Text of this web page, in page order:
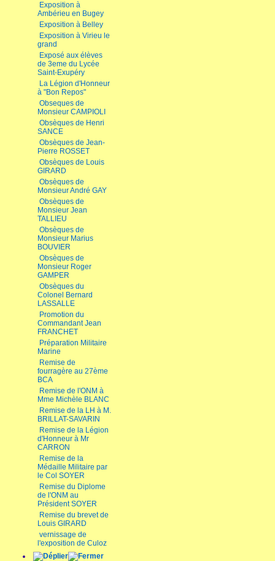
Exposition à
Ambérieu en Bugey
Exposition à Belley
Exposition à Virieu le
grand
Exposé aux élèves
de 3eme du Lycée
Saint-Exupéry
La Légion d'Honneur
à "Bon Repos"
Obseques de
Monsieur CAMPIOLI
Obsèques de Henri
SANCE
Obsèques de Jean-
Pierre ROSSET
Obsèques de Louis
GIRARD
Obsèques de
Monsieur André GAY
Obsèques de
Monsieur Jean
TALLIEU
Obsèques de
Monsieur Marius
BOUVIER
Obsèques de
Monsieur Roger
GAMPER
Obsèques du
Colonel Bernard
LASSALLE
Promotion du
Commandant Jean
FRANCHET
Préparation Militaire
Marine
Remise de
fourragère au 27ème
BCA
Remise de l'ONM à
Mme Michèle BLANC
Remise de la LH à M.
BRILLAT-SAVARIN
Remise de la Légion
d'Honneur à Mr
CARRON
Remise de la
Médaille Militaire par
le Col SOYER
Remise du Diplome
de l'ONM au
Président SOYER
Remise du brevet de
Louis GIRARD
vernissage de
l'exposition de Culoz